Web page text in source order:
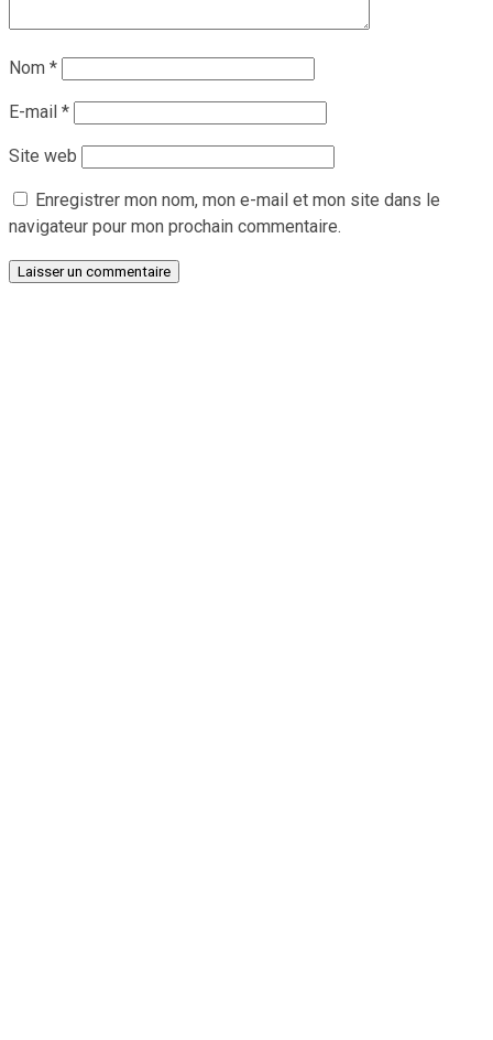
Nom *
E-mail *
Site web
Enregistrer mon nom, mon e-mail et mon site dans le
navigateur pour mon prochain commentaire.